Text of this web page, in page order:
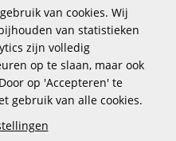
betalen
van cookies. Wij
van statistieken
zijn volledig
op te slaan, maar ook
op 'Accepteren' te
gebruik van alle cookies.